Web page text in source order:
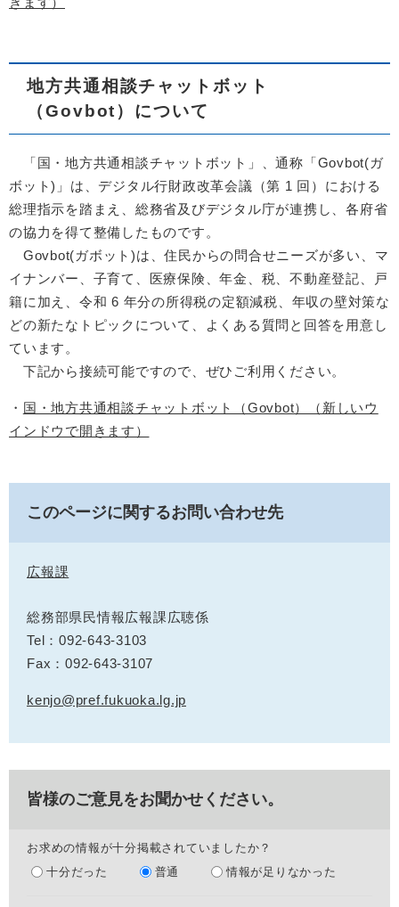
地方共通相談チャットボット
（Govbot）について
「国・地方共通相談チャットボット」、通称「Govbot(ガ
ボット)」は、デジタル行財政改革会議（第 1 回）における
総理指示を踏まえ、総務省及びデジタル庁が連携し、各府省
の協力を得て整備したものです。
Govbot(ガボット)は、住民からの問合せニーズが多い、マ
イナンバー、子育て、医療保険、年金、税、不動産登記、戸
籍に加え、令和 6 年分の所得税の定額減税、年収の壁対策な
どの新たなトピックについて、よくある質問と回答を用意し
ています。
下記から接続可能ですので、ぜひご利用ください。
・ 国・地方共通相談チャットボット（Govbot）（新しいウ
インドウで開きます）
このページに関するお問い合わせ先
広報課
総務部県民情報広報課広聴係
Tel：092-643-3103
Fax：092-643-3107
kenjo@pref.fukuoka.lg.jp
皆様のご意見をお聞かせください。
お求めの情報が十分掲載されていましたか？
十分だった
普通 情報が足りなかった